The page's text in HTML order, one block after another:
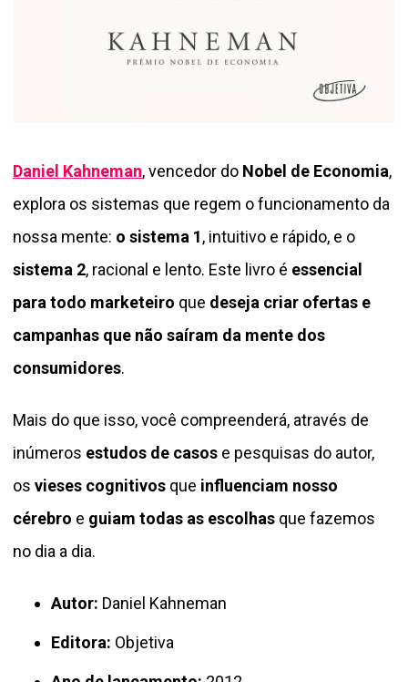
Daniel Kahneman, vencedor do Nobel de Economia,
explora os sistemas que regem o funcionamento da
nossa mente: o sistema 1, intuitivo e rápido, e o
sistema 2, racional e lento. Este livro é essencial
para todo marketeiro que deseja criar ofertas e
campanhas que não saíram da mente dos
consumidores.
Mais do que isso, você compreenderá, através de
inúmeros estudos de casos e pesquisas do autor,
os vieses cognitivos que influenciam nosso
cérebro e guiam todas as escolhas que fazemos
no dia a dia.
Autor: Daniel Kahneman
Editora: Objetiva